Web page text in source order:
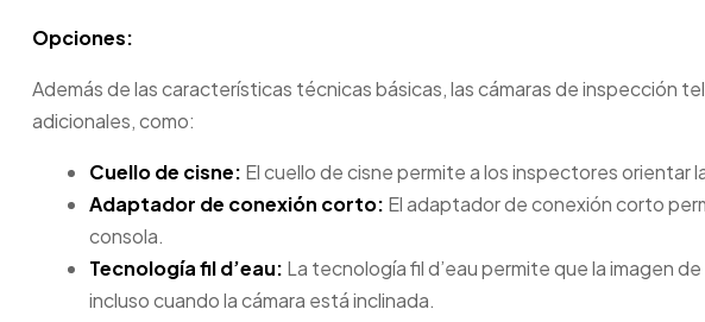
Opciones:
Además de las características técnicas básicas, las cámaras de inspección
adicionales, como:
Cuello de cisne: El cuello de cisne permite a los inspectores orientar
Adaptador de conexión corto: El adaptador de conexión corto
consola.
Tecnología fil d’eau: La tecnología fil d’eau permite que la imagen
incluso cuando la cámara está inclinada.